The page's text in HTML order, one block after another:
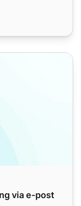
via e-post